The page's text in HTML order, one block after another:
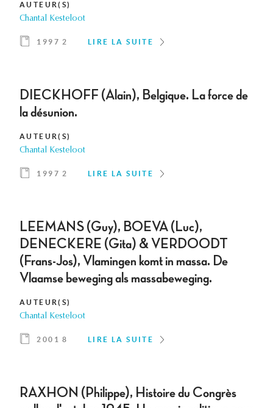
AUTEUR(S)
Chantal Kesteloot
1997 2 LIRE LA SUITE
DIECKHOFF (Alain), Belgique. La force de
la désunion.
AUTEUR(S)
Chantal Kesteloot
1997 2 LIRE LA SUITE
LEEMANS (Guy), BOEVA (Luc),
DENECKERE (Gita) & VERDOODT
(Frans-Jos), Vlamingen komt in massa. De
Vlaamse beweging als massabeweging.
AUTEUR(S)
Chantal Kesteloot
2001 8 LIRE LA SUITE
RAXHON (Philippe), Histoire du Congrès